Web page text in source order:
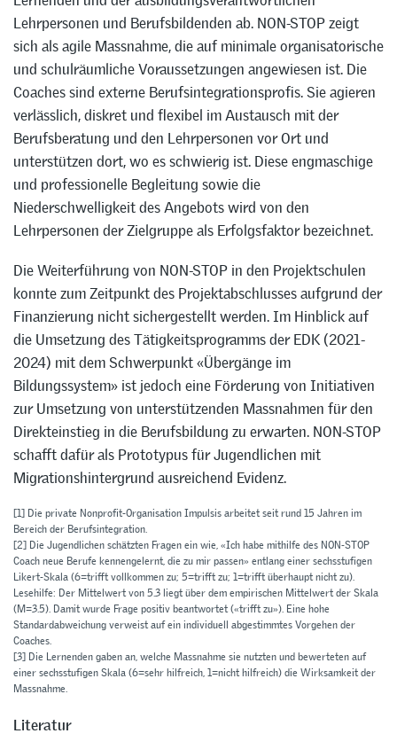
Lehrpersonen und Berufsbildenden ab. NON-STOP zeigt
sich als agile Massnahme, die auf minimale organisatorische
und schulräumliche Voraussetzungen angewiesen ist. Die
Coaches sind externe Berufsintegrationsprofis. Sie agieren
verlässlich, diskret und flexibel im Austausch mit der
Berufsberatung und den Lehrpersonen vor Ort und
unterstützen dort, wo es schwierig ist. Diese engmaschige
und professionelle Begleitung sowie die
Niederschwelligkeit des Angebots wird von den
Lehrpersonen der Zielgruppe als Erfolgsfaktor bezeichnet.
Die Weiterführung von NON-STOP in den Projektschulen
konnte zum Zeitpunkt des Projektabschlusses aufgrund der
Finanzierung nicht sichergestellt werden. Im Hinblick auf
die Umsetzung des Tätigkeitsprogramms der EDK (2021-
2024) mit dem Schwerpunkt «Übergänge im
Bildungssystem» ist jedoch eine Förderung von Initiativen
zur Umsetzung von unterstützenden Massnahmen für den
Direkteinstieg in die Berufsbildung zu erwarten. NON-STOP
schafft dafür als Prototypus für Jugendlichen mit
Migrationshintergrund ausreichend Evidenz.
[1] Die private Nonprofit-Organisation Impulsis arbeitet seit rund 15 Jahren im
Bereich der Berufsintegration.
[2] Die Jugendlichen schätzten Fragen ein wie, «Ich habe mithilfe des NON-STOP
Coach neue Berufe kennengelernt, die zu mir passen» entlang einer sechsstufigen
Likert-Skala (6=trifft vollkommen zu; 5=trifft zu; 1=trifft überhaupt nicht zu).
Lesehilfe: Der Mittelwert von 5.3 liegt über dem empirischen Mittelwert der Skala
(M=3.5). Damit wurde Frage positiv beantwortet («trifft zu»). Eine hohe
Standardabweichung verweist auf ein individuell abgestimmtes Vorgehen der
Coaches.
[3] Die Lernenden gaben an, welche Massnahme sie nutzten und bewerteten auf
einer sechsstufigen Skala (6=sehr hilfreich, 1=nicht hilfreich) die Wirksamkeit der
Massnahme.
Literatur